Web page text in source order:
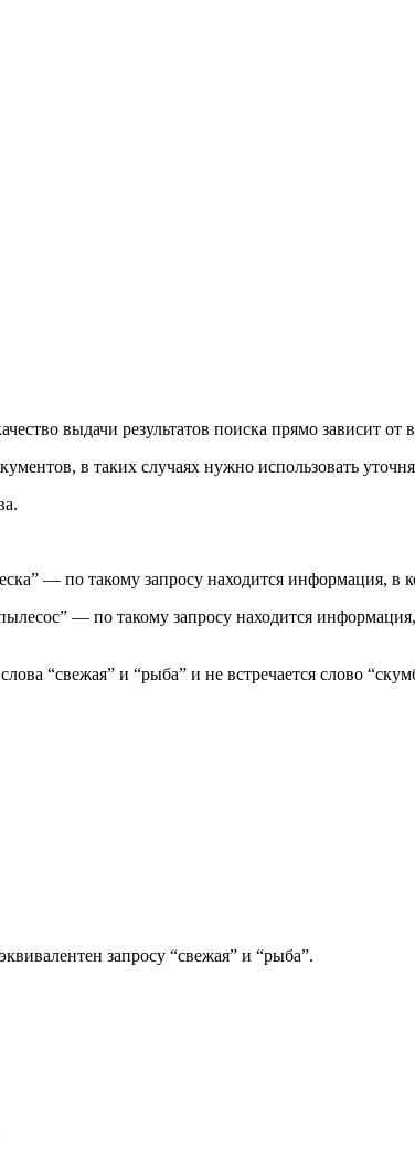
выдачи результатов поиска прямо зависит
в таких случаях нужно использовать
— по такому запросу находится информация, в
— по такому запросу находится
“свежая” и “рыба” и не встречается слово
запросу “свежая” и “рыба”.